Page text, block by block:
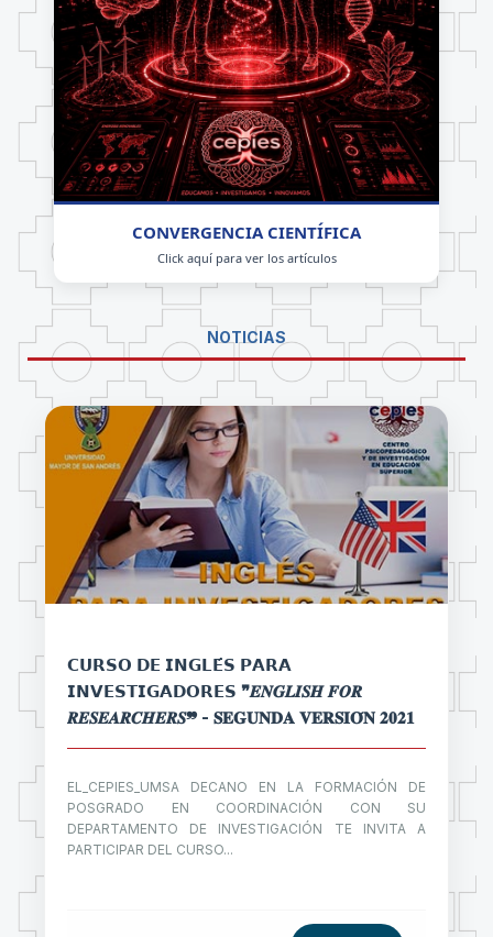
CONVERGENCIA CIENTÍFICA
Click aquí para ver los artículos
NOTICIAS
𝗖𝗨𝗥𝗦𝗢 𝗗𝗘 𝗜𝗡𝗚𝗟𝗘́𝗦 𝗣𝗔𝗥𝗔
𝗜𝗡𝗩𝗘𝗦𝗧𝗜𝗚𝗔𝗗𝗢𝗥𝗘𝗦 ❞𝑬𝑵𝑮𝑳𝑰𝑺𝑯 𝑭𝑶𝑹
𝑹𝑬𝑺𝑬𝑨𝑹𝑪𝑯𝑬𝑹𝑺❞ - 𝐒𝐄𝐆𝐔𝐍𝐃𝐀 𝐕𝐄𝐑𝐒𝐈𝐎́𝐍 𝟐𝟎𝟐𝟏
EL_CEPIES_UMSA DECANO EN LA FORMACIÓN DE
POSGRADO EN COORDINACIÓN CON SU
DEPARTAMENTO DE INVESTIGACIÓN TE INVITA A
PARTICIPAR DEL CURSO...